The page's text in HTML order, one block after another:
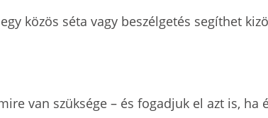
közös séta vagy beszélgetés segíthet
van szüksége – és fogadjuk el azt is, ha